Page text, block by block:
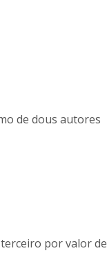
de dous autores
por valor de